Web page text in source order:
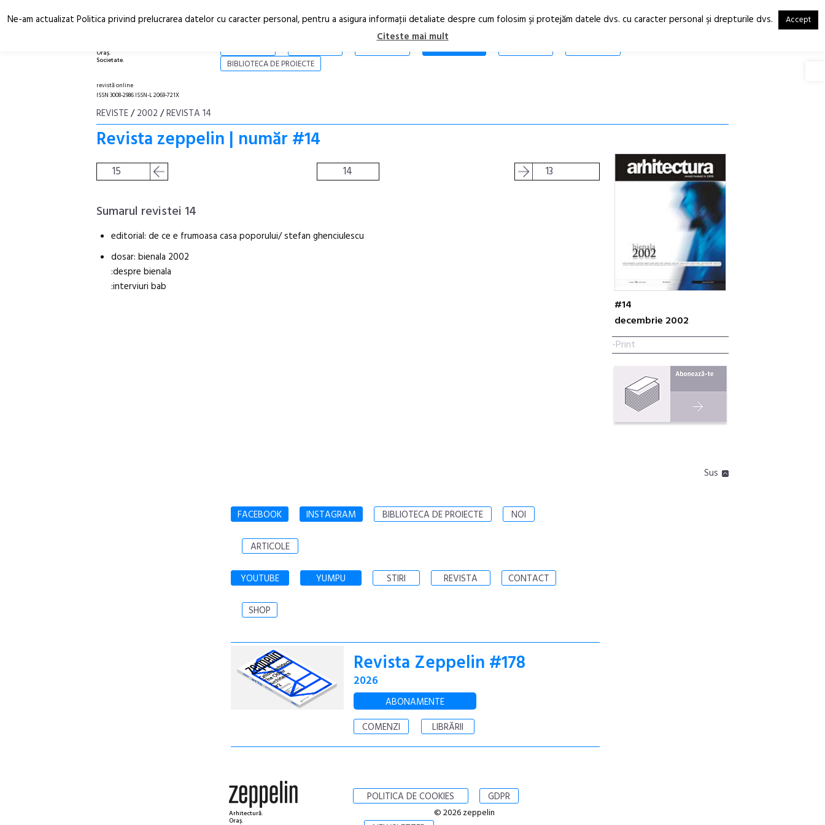
Oraș.
Societate.
RO
EN
REVISTA PRINT
BIBLIOTECA DE PROIECTE
revistă online
ISSN 3008-2986 ISSN-L 2069-721X
REVISTE/2002 /REVISTA 14
Revista zeppelin | număr #14
15 14 13
Sumarul revistei 14
editorial: de ce e frumoasa casa poporului/ stefan ghenciulescu
dosar: bienala 2002
:despre bienala
:interviuri bab
#14
decembrie 2002
-Print
Sus
FACEBOOK INSTAGRAM BIBLIOTECA DE PROIECTE NOI
ARTICOLE
YOUTUBE YUMPU STIRI REVISTA CONTACT
SHOP
Revista Zeppelin #178
2026
ABONAMENTE
COMENZI
LIBRĂRII
Arhitectură.
Oraș.
POLITICA DE COOKIES GDPR
© 2026 zeppelin
Ne-am actualizat Politica privind prelucrarea datelor cu caracter personal, pentru a asigura informaţii detaliate despre cum folosim şi protejăm datele dvs. cu caracter personal şi drepturile dvs. Accept
Citeste mai mult